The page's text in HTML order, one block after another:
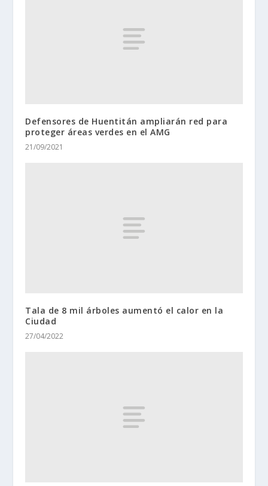
Defensores de Huentitán ampliarán red para
proteger áreas verdes en el AMG
21/09/2021
Tala de 8 mil árboles aumentó el calor en la
Ciudad
27/04/2022